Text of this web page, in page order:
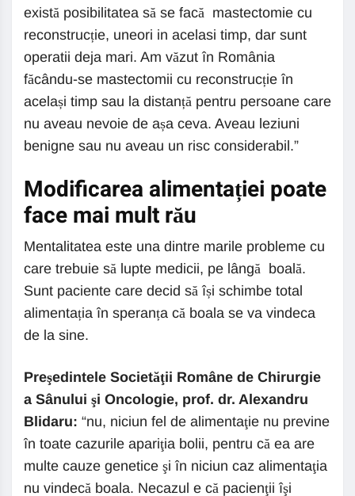
există posibilitatea să se facă mastectomie cu
reconstrucție, uneori in acelasi timp, dar sunt
operatii deja mari. Am văzut în România
făcându-se mastectomii cu reconstrucție în
același timp sau la distanță pentru persoane care
nu aveau nevoie de așa ceva. Aveau leziuni
benigne sau nu aveau un risc considerabil.”
Modificarea alimentației poate
face mai mult rău
Mentalitatea este una dintre marile probleme cu
care trebuie să lupte medicii, pe lângă boală.
Sunt paciente care decid să își schimbe total
alimentația în speranța că boala se va vindeca
de la sine.
Preşedintele Societăţii Române de Chirurgie
a Sânului şi Oncologie, prof. dr. Alexandru
Blidaru: “nu, niciun fel de alimentaţie nu previne
în toate cazurile apariţia bolii, pentru că ea are
multe cauze genetice şi în niciun caz alimentaţia
nu vindecă boala. Necazul e că pacienţii îşi